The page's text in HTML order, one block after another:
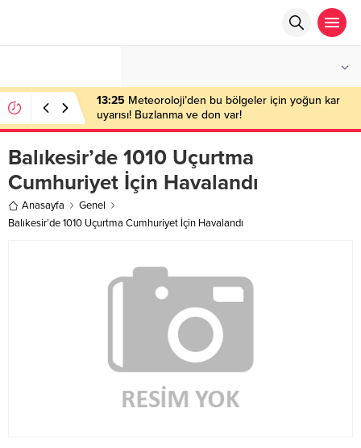
13:25 Meteoroloji’den bu bölgeler için yoğun kar
uyarısı! Buzlanma ve don var!
Balıkesir’de 1010 Uçurtma
Cumhuriyet İçin Havalandı
Anasayfa
Genel
Balıkesir’de 1010 Uçurtma Cumhuriyet İçin Havalandı